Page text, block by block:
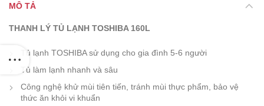
MÔ TẢ
THANH LÝ TỦ LẠNH TOSHIBA 160L
Tủ lạnh TOSHIBA sử dụng cho gia đình 5-6 người
Tủ làm lạnh nhanh và sâu
Công nghệ khử mùi tiên tiến, tránh mùi thực phẩm, bảo vệ
thức ăn khỏi vi khuẩn